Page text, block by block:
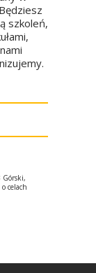
szkoleń,
Górski,
celach